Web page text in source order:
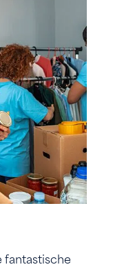
fantastische